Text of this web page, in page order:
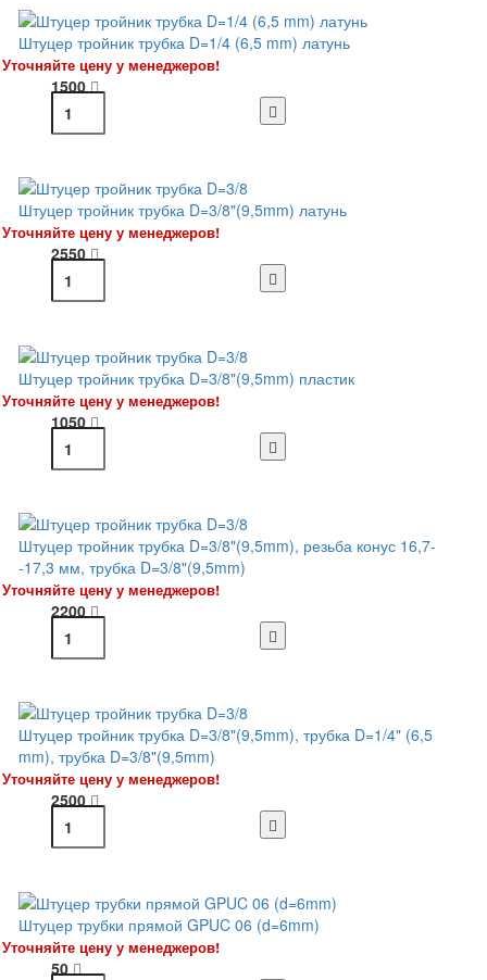
Штуцер тройник трубка D=1/4 (6,5 mm) латунь
Уточняйте цену у менеджеров!
1500
Штуцер тройник трубка D=3/8"(9,5mm) латунь
Уточняйте цену у менеджеров!
2550
Штуцер тройник трубка D=3/8"(9,5mm) пластик
Уточняйте цену у менеджеров!
1050
Штуцер тройник трубка D=3/8"(9,5mm), резьба конус 16,7-
-17,3 мм, трубка D=3/8"(9,5mm)
Уточняйте цену у менеджеров!
2200
Штуцер тройник трубка D=3/8"(9,5mm), трубка D=1/4" (6,5
mm), трубка D=3/8"(9,5mm)
Уточняйте цену у менеджеров!
2500
Штуцер трубки прямой GPUC 06 (d=6mm)
Уточняйте цену у менеджеров!
50